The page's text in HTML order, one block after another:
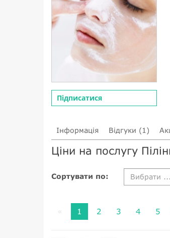
Підписатися
Інформація Відгуки (1)
Ціни на послугу
Сортувати по: Вибрати ...
1 2 3 4 5